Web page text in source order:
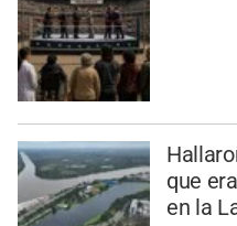
que
en la